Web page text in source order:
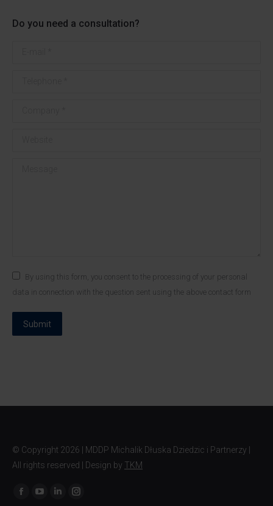
Do you need a consultation?
By using this form, you consent to the processing of your personal
data in connection with the question sent using the above contact form
Submit
© Copyright 2026 | MDDP Michalik Dłuska Dziedzic i Partnerzy |
All rights reserved | Design by TKM
Find us on: